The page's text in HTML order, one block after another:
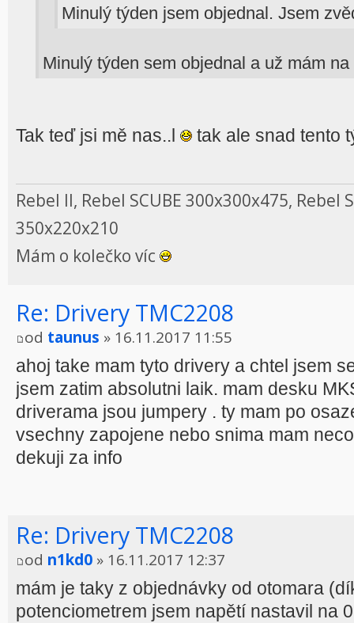
Minulý týden jsem objednal. Jsem
Minulý týden sem objednal a už mám
Tak teď jsi mě nas..l tak ale snad tento
Rebel II, Rebel SCUBE 300x300x475,
350x220x210
Mám o kolečko víc
Re: Drivery TMC2208
od taunus » 16.11.2017 11:55
ahoj take mam tyto drivery a chtel jsem
jsem zatim absolutni laik. mam desku
driverama jsou jumpery . ty mam po
vsechny zapojene nebo snima mam
dekuji za info
Re: Drivery TMC2208
od n1kd0 » 16.11.2017 12:37
mám je taky z objednávky od otomara
potenciometrem jsem napětí nastavil na